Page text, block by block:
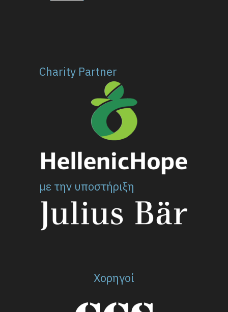
Charity Partner
με την υποστήριξη
Χορηγοί